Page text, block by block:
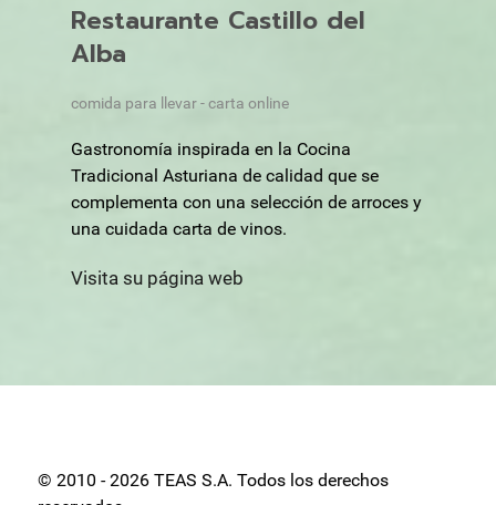
Restaurante Castillo del
Alba
comida para llevar - carta online
Gastronomía inspirada en la Cocina
Tradicional Asturiana de calidad que se
complementa con una selección de arroces y
una cuidada carta de vinos.
Visita su página web
© 2010 - 2026 TEAS S.A. Todos los derechos